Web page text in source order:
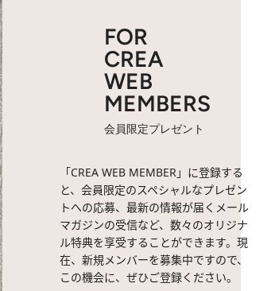
FOR
CREA
WEB
MEMBERS
会員限定プレゼント
「CREA WEB MEMBER」に登録する
と、会員限定のスペシャルなプレゼン
トへの応募、最新の情報が届くメール
マガジンの受信など、数々のオリジナ
ル特典を享受することができます。現
在、新規メンバーを募集中ですので、
この機会に、ぜひご登録ください。